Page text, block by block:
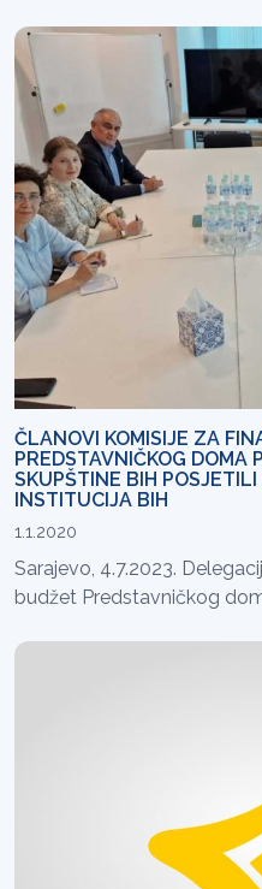
ČLANOVI KOMISIJE ZA
PREDSTAVNIČKOG DOMA
SKUPŠTINE BIH
INSTITUCIJA BIH
1.1.2020
Sarajevo, 4.7.2023.
budžet Predstavničkog